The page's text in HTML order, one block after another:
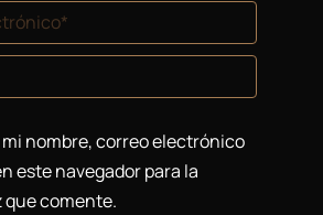
*
nombre, correo electrónico
este navegador para la
que comente.